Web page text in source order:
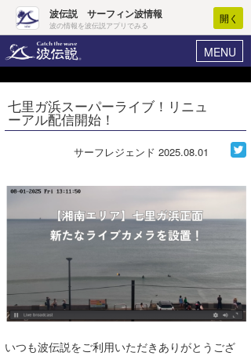
波伝説 サーフィン波情報
波の情報を波伝説アプリでみる
開く
MENU
ヘルプ マイホーム
ログイン
新規会員登録
WAVE HUNTER波予想ツール
気象情報
ニュース
サーフィンエリアガイド
七里ガ浜スーパーライブ！リニュ
ーアル配信開始！
サーフレジェンド 2025.08.01
いつも波伝説をご利用いただきありがとうござ
Core Surf Japan
コラム
ショップ情報